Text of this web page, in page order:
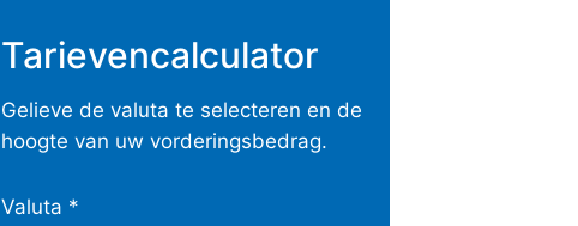
Tarievencalculator
Gelieve de valuta te selecteren en de
hoogte van uw vorderingsbedrag.
Valuta *